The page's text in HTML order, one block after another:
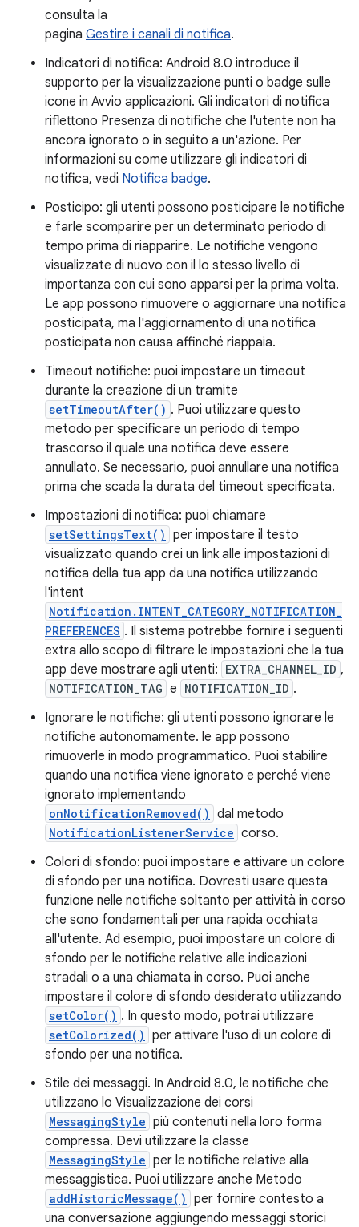
consulta la
pagina Gestire i canali di notifica.
Indicatori di notifica: Android 8.0 introduce il
supporto per la visualizzazione punti o badge sulle
icone in Avvio applicazioni. Gli indicatori di notifica
riflettono Presenza di notifiche che l'utente non ha
ancora ignorato o in seguito a un'azione. Per
informazioni su come utilizzare gli indicatori di
notifica, vedi Notifica badge.
Posticipo: gli utenti possono posticipare le notifiche
e farle scomparire per un determinato periodo di
tempo prima di riapparire. Le notifiche vengono
visualizzate di nuovo con il lo stesso livello di
importanza con cui sono apparsi per la prima volta.
Le app possono rimuovere o aggiornare una notifica
posticipata, ma l'aggiornamento di una notifica
posticipata non causa affinché riappaia.
Timeout notifiche: puoi impostare un timeout
durante la creazione di un tramite
setTimeoutAfter() . Puoi utilizzare questo
metodo per specificare un periodo di tempo
trascorso il quale una notifica deve essere
annullato. Se necessario, puoi annullare una notifica
prima che scada la durata del timeout specificata.
Impostazioni di notifica: puoi chiamare
setSettingsText() per impostare il testo
visualizzato quando crei un link alle impostazioni di
notifica della tua app da una notifica utilizzando
l'intent
Notification.INTENT_CATEGORY_NOTIFICATION_
PREFERENCES . Il sistema potrebbe fornire i seguenti
extra allo scopo di filtrare le impostazioni che la tua
app deve mostrare agli utenti: EXTRA_CHANNEL_ID ,
NOTIFICATION_TAG e NOTIFICATION_ID .
Ignorare le notifiche: gli utenti possono ignorare le
notifiche autonomamente. le app possono
rimuoverle in modo programmatico. Puoi stabilire
quando una notifica viene ignorato e perché viene
ignorato implementando
onNotificationRemoved() dal metodo
NotificationListenerService corso.
Colori di sfondo: puoi impostare e attivare un colore
di sfondo per una notifica. Dovresti usare questa
funzione nelle notifiche soltanto per attività in corso
che sono fondamentali per una rapida occhiata
all'utente. Ad esempio, puoi impostare un colore di
sfondo per le notifiche relative alle indicazioni
stradali o a una chiamata in corso. Puoi anche
impostare il colore di sfondo desiderato utilizzando
setColor() . In questo modo, potrai utilizzare
setColorized() per attivare l'uso di un colore di
sfondo per una notifica.
Stile dei messaggi. In Android 8.0, le notifiche che
utilizzano lo Visualizzazione dei corsi
MessagingStyle più contenuti nella loro forma
compressa. Devi utilizzare la classe
MessagingStyle per le notifiche relative alla
messaggistica. Puoi utilizzare anche Metodo
addHistoricMessage() per fornire contesto a
una conversazione aggiungendo messaggi storici